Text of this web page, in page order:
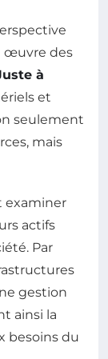
œuvre des
à
et
seulement
mais
examiner
actifs
Par
gestion
ainsi la
besoins du